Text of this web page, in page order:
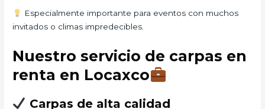
Especialmente importante para eventos con muchos
invitados o climas impredecibles.
Nuestro servicio de carpas en
renta en Locaxco
Carpas de alta calidad